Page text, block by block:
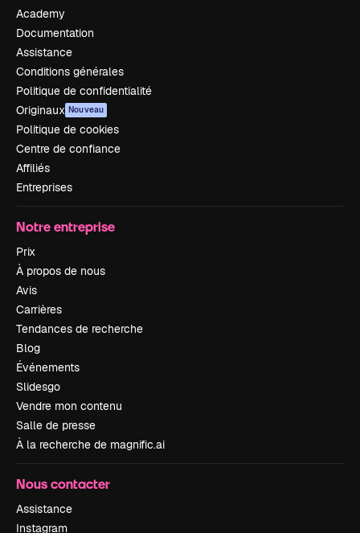
Academy
Documentation
Assistance
Conditions générales
Politique de confidentialité
Originaux Nouveau
Politique de cookies
Centre de confiance
Affiliés
Entreprises
Notre entreprise
Prix
À propos de nous
Avis
Carrières
Tendances de recherche
Blog
Événements
Slidesgo
Vendre mon contenu
Salle de presse
À la recherche de magnific.ai
Nous contacter
Assistance
Instagram